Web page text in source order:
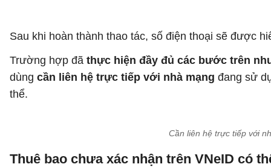
Sau khi hoàn thành thao tác, số điện thoại sẽ được
Trường hợp đã thực hiện đầy đủ các bước trên
dùng cần liên hệ trực tiếp với nhà mạng đang sử
thể.
Cần liên hệ trực tiếp với
Thuê bao chưa xác nhận trên VNeID có